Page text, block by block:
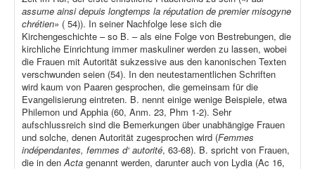
assume ainsi depuis longtemps la réputation de premier misogyne
chrétien» ( 54)). In seiner Nachfolge lese sich die
Kirchengeschichte – so B. – als eine Folge von Bestrebungen, die
kirchliche Einrichtung immer maskuliner werden zu lassen, wobei
die Frauen mit Autorität sukzessive aus den kanonischen Texten
verschwunden seien (54). In den neutestamentlichen Schriften
wird kaum von Paaren gesprochen, die gemeinsam für die
Evangelisierung eintreten. B. nennt einige wenige Beispiele, etwa
Philemon und Apphia (60, Anm. 23, Phm 1-2). Sehr
aufschlussreich sind die Bemerkungen über unabhängige Frauen
und solche, denen Autorität zugesprochen wird (Femmes
indépendantes, femmes d‘ autorité, 63-68). B. spricht von Frauen,
die in denActa genannt werden, darunter auch von Lydia (Ac 16,